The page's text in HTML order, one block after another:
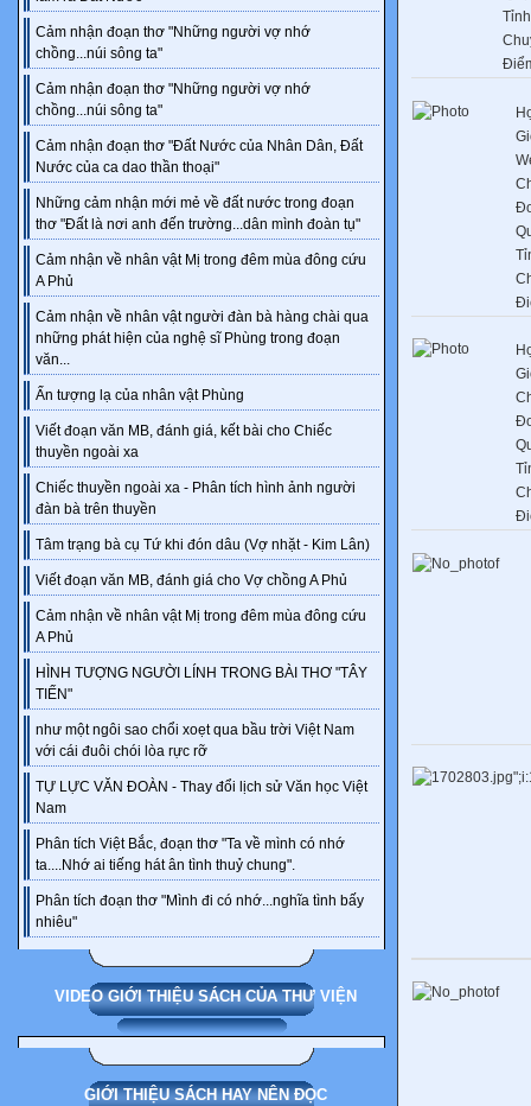
Cảm nhận đoạn thơ "Những người vợ nhớ
chồng...núi sông ta"
Cảm nhận đoạn thơ "Những người vợ nhớ
chồng...núi sông ta"
Cảm nhận đoạn thơ "Đất Nước của Nhân Dân, Đất
Nước của ca dao thần thoại"
Những cảm nhận mới mẻ về đất nước trong đoạn
thơ "Đất là nơi anh đến trường...dân mình đoàn tụ"
Cảm nhận về nhân vật Mị trong đêm mùa đông cứu
A Phủ
Cảm nhận về nhân vật người đàn bà hàng chài qua
những phát hiện của nghệ sĩ Phùng trong đoạn
văn...
Ấn tượng lạ của nhân vật Phùng
Viết đoạn văn MB, đánh giá, kết bài cho Chiếc
thuyền ngoài xa
Chiếc thuyền ngoài xa - Phân tích hình ảnh người
đàn bà trên thuyền
Tâm trạng bà cụ Tứ khi đón dâu (Vợ nhặt - Kim Lân)
Viết đoạn văn MB, đánh giá cho Vợ chồng A Phủ
Cảm nhận về nhân vật Mị trong đêm mùa đông cứu
A Phủ
HÌNH TƯỢNG NGƯỜI LÍNH TRONG BÀI THƠ "TÂY
TIẾN"
như một ngôi sao chổi xoẹt qua bầu trời Việt Nam
với cái đuôi chói lòa rực rỡ
TỰ LỰC VĂN ĐOÀN - Thay đổi lịch sử Văn học Việt
Nam
Phân tích Việt Bắc, đoạn thơ "Ta về mình có nhớ
ta....Nhớ ai tiếng hát ân tình thuỷ chung".
Phân tích đoạn thơ "Mình đi có nhớ...nghĩa tình bấy
nhiêu"
VIDEO GIỚI THIỆU SÁCH CỦA THƯ VIỆN
GIỚI THIỆU SÁCH HAY NÊN ĐỌC